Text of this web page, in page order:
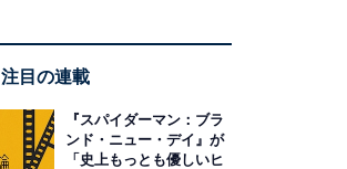
注目の連載
『スパイダーマン：ブラ
ンド・ニュー・デイ』が
「史上もっとも優しいヒ